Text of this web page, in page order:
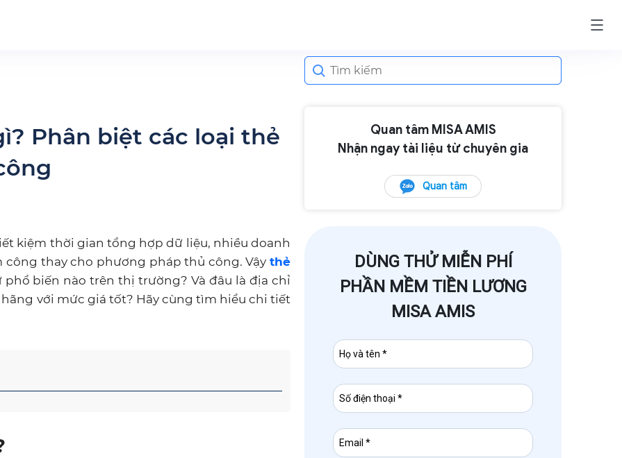
Search
for:
Phân biệt các loại thẻ
kiệm thời gian tổng hợp dữ liệu, nhiều doanh
thay cho phương pháp thủ công. Vậy thẻ
phổ biến nào trên thị trường? Và đâu là địa chỉ
với mức giá tốt? Hãy cùng tìm hiểu chi tiết
Quan tâm MISA AMIS
Nhận ngay tài liệu từ chuyên gia
Quan tâm
DÙNG THỬ MIỄN PHÍ
PHẦN MỀM TIỀN LƯƠNG
MISA AMIS